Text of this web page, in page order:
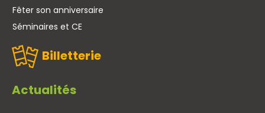
Fêter son anniversaire
Séminaires et CE
Billetterie
Actualités